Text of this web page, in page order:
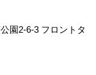
園2-6-3 フロントタ